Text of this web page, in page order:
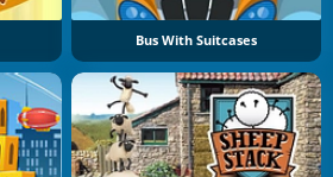
Bus With Suitcases